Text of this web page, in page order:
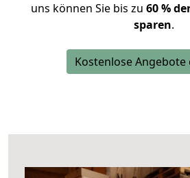
uns können Sie bis zu 60 %
sparen.
Kostenlose Angebote